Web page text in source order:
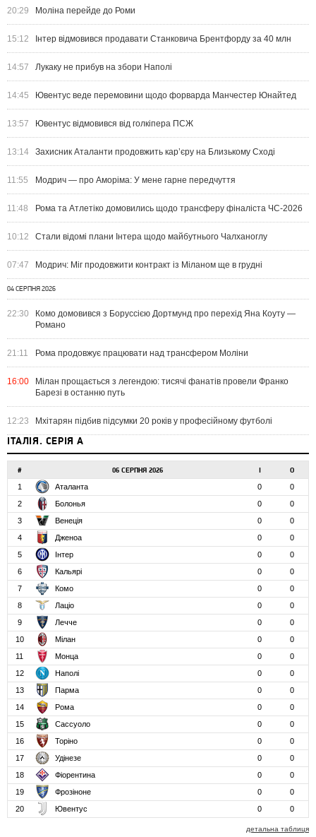
20:29 Моліна перейде до Роми
15:12 Інтер відмовився продавати Станковича Брентфорду за 40 млн
14:57 Лукаку не прибув на збори Наполі
14:45 Ювентус веде перемовини щодо форварда Манчестер Юнайтед
13:57 Ювентус відмовився від голкіпера ПСЖ
13:14 Захисник Аталанти продовжить кар’єру на Близькому Сході
11:55 Модрич — про Аморіма: У мене гарне передчуття
11:48 Рома та Атлетіко домовились щодо трансферу фіналіста ЧС-2026
10:12 Стали відомі плани Інтера щодо майбутнього Чалханоглу
07:47 Модрич: Міг продовжити контракт із Міланом ще в грудні
04 СЕРПНЯ 2026
22:30
Комо домовився з Боруссією Дортмунд про перехід Яна Коуту —
Романо
21:11 Рома продовжує працювати над трансфером Моліни
16:00
Мілан прощається з легендою: тисячі фанатів провели Франко
Барезі в останню путь
12:23 Мхітарян підбив підсумки 20 років у професійному футболі
ІТАЛІЯ. СЕРІЯ А
# 06 СЕРПНЯ 2026 І О
1 Аталанта 0
0
2
Болонья 0
0
3
Венеція 0
0
4
Дженоа 0
0
5
Інтер 0
0
6
Кальярі 0
0
7
Комо 0
0
8
Лаціо 0
0
9
Лечче 0
0
10
Мілан 0
0
11
Монца 0
0
12
Наполі 0
0
13
Парма 0
0
14
Рома 0
0
15
Сассуоло 0
0
16
Торіно 0
0
17
Удінезе 0
0
18
Фіорентина 0
0
19
Фрозіноне 0
0
20
Ювентус 0 0
детальна таблиця